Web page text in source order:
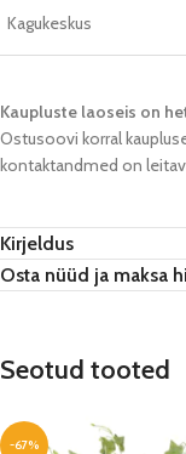
Kagukeskus
Kaupluste laoseis on
Ostusoovi korral
kontaktandmed on
Kirjeldus
Osta nüüd ja maksa
Seotud tooted
-67%